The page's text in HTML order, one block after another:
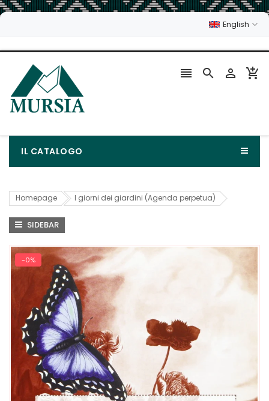
English
   
IL CATALOGO
Homepage I giorni dei giardini (Agenda perpetua)
SIDEBAR
-0%